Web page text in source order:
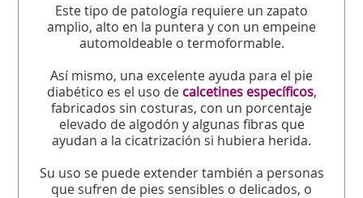
Este tipo de patología requiere un zapato
amplio, alto en la puntera y con un empeine
automoldeable o termoformable.
Así mismo, una excelente ayuda para el pie
diabético es el uso de calcetines específicos,
fabricados sin costuras, con un porcentaje
elevado de algodón y algunas fibras que
ayudan a la cicatrización si hubiera herida.
Su uso se puede extender también a personas
que sufren de pies sensibles o delicados, o